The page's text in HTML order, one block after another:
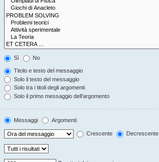
Sì No
Titolo e testo del messaggio
Solo il testo del messaggio
Solo tra i titoli degli argomenti
Solo il primo messaggio dell’argomento
Messaggi Argomenti
Crescente Decrescente